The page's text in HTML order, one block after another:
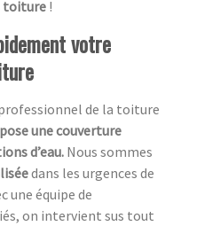
toiture !
votre
de la toiture
une couverture
d’eau. Nous sommes
dans les urgences de
une équipe de
on intervient sus tout